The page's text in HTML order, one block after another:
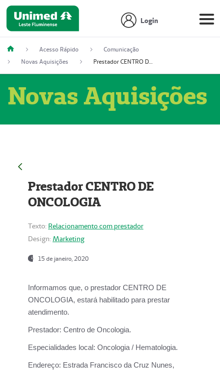
Login
Acesso Rápido
Comunicação
Novas Aquisições
Prestador CENTRO DE ONCOLOGIA
Novas Aquisições
Prestador CENTRO DE
ONCOLOGIA
Texto: Relacionamento com prestador
Design: Marketing
15 de janeiro, 2020
Informamos que, o prestador CENTRO DE
ONCOLOGIA, estará habilitado para prestar
atendimento.
Prestador: Centro de Oncologia.
Especialidades local: Oncologia / Hematologia.
Endereço: Estrada Francisco da Cruz Nunes,